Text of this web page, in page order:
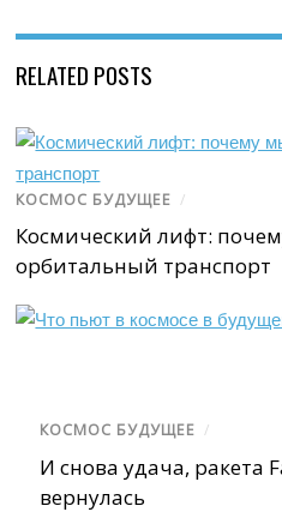
RELATED POSTS
КОСМОС БУДУЩЕЕ /
Космический лифт:
орбитальный транспорт
КОСМОС БУДУЩЕЕ /
И снова удача, ракета
вернулась